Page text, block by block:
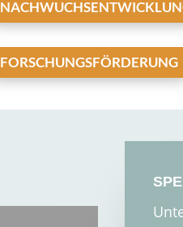
FORSCHUNGSFÖRDERUNG